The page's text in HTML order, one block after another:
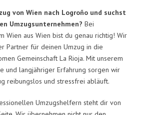
von Wien nach Logroño und suchst
Umzugsunternehmen? Bei
Wien aus Wien bist du genau richtig! Wir
Partner für deinen Umzug in die
Gemeinschaft La Rioja. Mit unserem
und langjähriger Erfahrung sorgen wir
reibungslos und stressfrei abläuft.
Umzugshelfern steht dir von